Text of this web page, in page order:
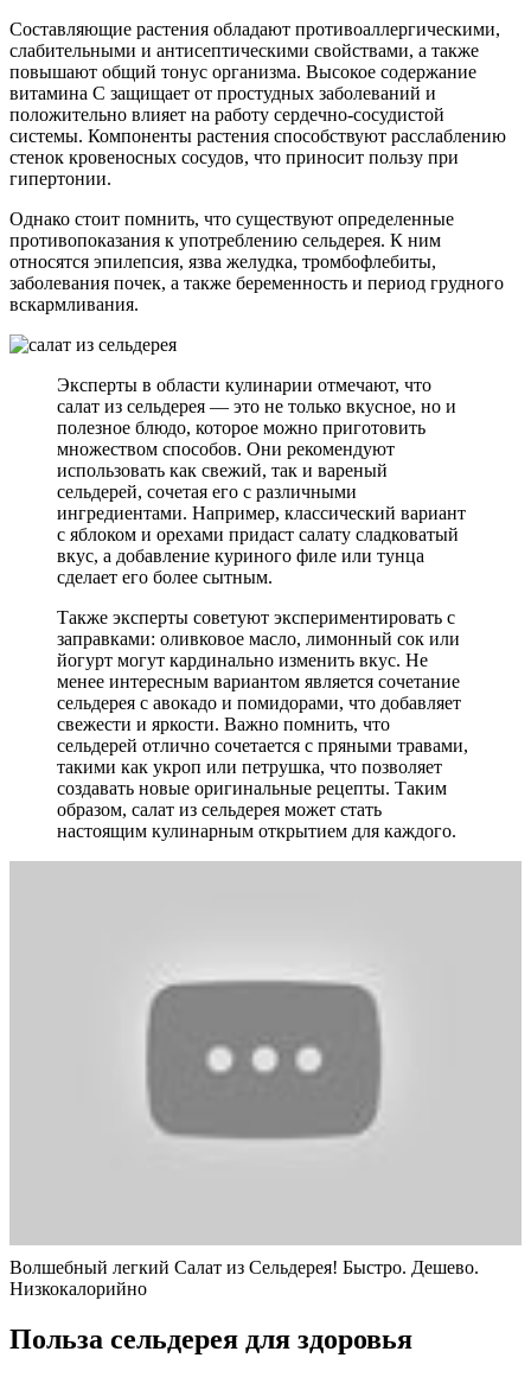
Составляющие растения обладают противоаллергическими,
слабительными и антисептическими свойствами, а также
повышают общий тонус организма. Высокое содержание
витамина С защищает от простудных заболеваний и
положительно влияет на работу сердечно-сосудистой
системы. Компоненты растения способствуют расслаблению
стенок кровеносных сосудов, что приносит пользу при
гипертонии.
Однако стоит помнить, что существуют определенные
противопоказания к употреблению сельдерея. К ним
относятся эпилепсия, язва желудка, тромбофлебиты,
заболевания почек, а также беременность и период грудного
вскармливания.
Эксперты в области кулинарии отмечают, что
салат из сельдерея — это не только вкусное, но и
полезное блюдо, которое можно приготовить
множеством способов. Они рекомендуют
использовать как свежий, так и вареный
сельдерей, сочетая его с различными
ингредиентами. Например, классический вариант
с яблоком и орехами придаст салату сладковатый
вкус, а добавление куриного филе или тунца
сделает его более сытным.
Также эксперты советуют экспериментировать с
заправками: оливковое масло, лимонный сок или
йогурт могут кардинально изменить вкус. Не
менее интересным вариантом является сочетание
сельдерея с авокадо и помидорами, что добавляет
свежести и яркости. Важно помнить, что
сельдерей отлично сочетается с пряными травами,
такими как укроп или петрушка, что позволяет
создавать новые оригинальные рецепты. Таким
образом, салат из сельдерея может стать
настоящим кулинарным открытием для каждого.
Волшебный легкий Салат из Сельдерея! Быстро. Дешево.
Низкокалорийно
Польза сельдерея для здоровья